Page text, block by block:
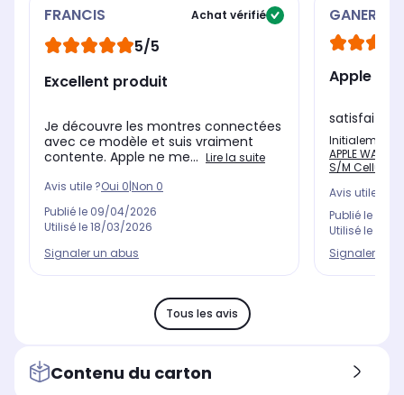
FRANCIS Achat vérifié
5/5
Excellent produit
Je découvre les montres connectées
avec ce modèle et suis vraiment
contente. Apple ne me... Lire la suite
Avis utile ?Oui 0|Non 0
Publié le 09/04/2026
Utilisé le18/03/2026
Signaler un abus
Apple
satisfait
Initialement
APPLE
S/M Cellular
Avis utile ?
Publié le
Utilisé le
Signaler un
Tous les avis
Contenu du carton